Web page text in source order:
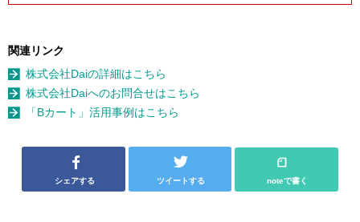
関連リンク
株式会社Daiの詳細はこちら
株式会社Daiへのお問合せはこちら
「Bカート」活用事例はこちら
シェアする ツイートする noteで書く